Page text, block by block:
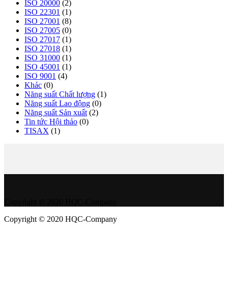
ISO 20000 (2)
ISO 22301 (1)
ISO 27001 (8)
ISO 27005 (0)
ISO 27017 (1)
ISO 27018 (1)
ISO 31000 (1)
ISO 45001 (1)
ISO 9001 (4)
Khác (0)
Năng suất Chất lượng (1)
Năng suất Lao động (0)
Năng suất Sản xuất (2)
Tin tức Hội thảo (0)
TISAX (1)
Copyright © 2020 HQC-Company